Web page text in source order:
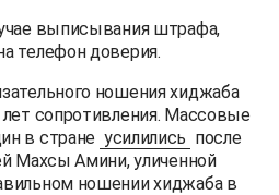
выписывания штрафа,
телефон доверия.
ношения хиджаба
лет сопротивления. Массовые
в стране усилились после
Махсы Амини, уличенной
ношении хиджаба в